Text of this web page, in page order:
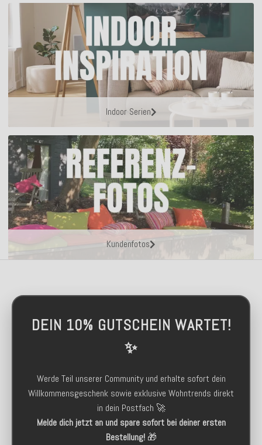
Indoor Serien
Kundenfotos
DEIN 10% GUTSCHEIN WARTET!
✨
Werde Teil unserer Community und erhalte sofort dein
Willkommensgeschenk sowie exklusive Wohntrends direkt
in dein Postfach 🚀
Melde dich jetzt an und spare sofort bei deiner ersten
Bestellung!🎁